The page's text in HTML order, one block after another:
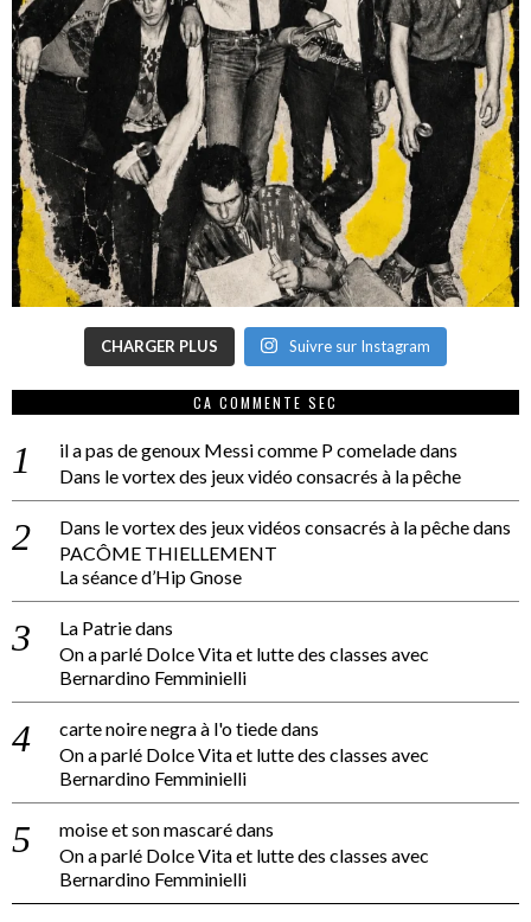
CHARGER PLUS Suivre sur Instagram
CA COMMENTE SEC
il a pas de genoux Messi comme P comeladedans
Dans le vortex des jeux vidéo consacrés à la pêche
Dans le vortex des jeux vidéos consacrés à la pêchedans
PACÔME THIELLEMENT
La séance d’Hip Gnose
La Patriedans
On a parlé Dolce Vita et lutte des classes avec
Bernardino Femminielli
carte noire negra à l'o tiededans
On a parlé Dolce Vita et lutte des classes avec
Bernardino Femminielli
moise et son mascarédans
On a parlé Dolce Vita et lutte des classes avec
Bernardino Femminielli